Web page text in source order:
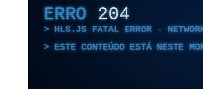
ERRO 204
HLS.JS FATAL ERROR -
ESTE CONTEÚDO ESTÁ NESTE